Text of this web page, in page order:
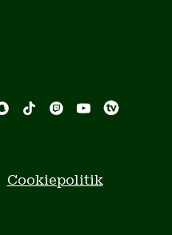
Cookiepolitik